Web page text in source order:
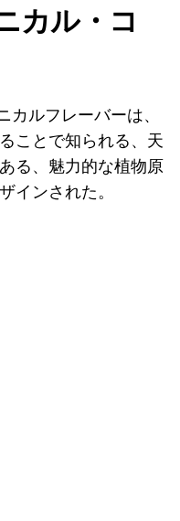
カル・コ
ルフレーバーは、
ことで知られる、天
る、魅力的な植物原
インされた。